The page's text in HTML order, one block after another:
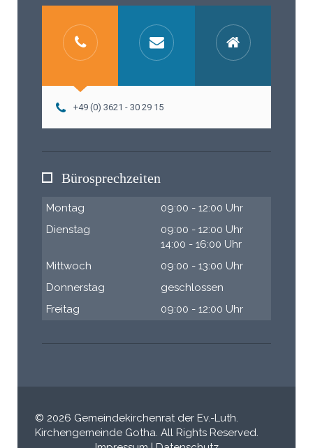
+49 (0) 3621 - 30 29 15
Bürosprechzeiten
Montag
09:00 - 12:00 Uhr
Dienstag
09:00 - 12:00 Uhr
14:00 - 16:00 Uhr
Mittwoch
09:00 - 13:00 Uhr
Donnerstag
geschlossen
Freitag
09:00 - 12:00 Uhr
© 2026 Gemeindekirchenrat der Ev.-Luth.
Kirchengemeinde Gotha. All Rights Reserved.